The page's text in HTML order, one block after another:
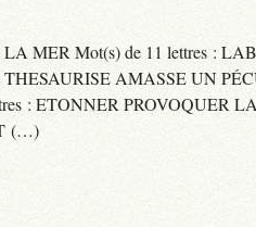
MER Mot(s) de 11 lettres :
AMASSE UN
: ETONNER PROVOQUER
(…)